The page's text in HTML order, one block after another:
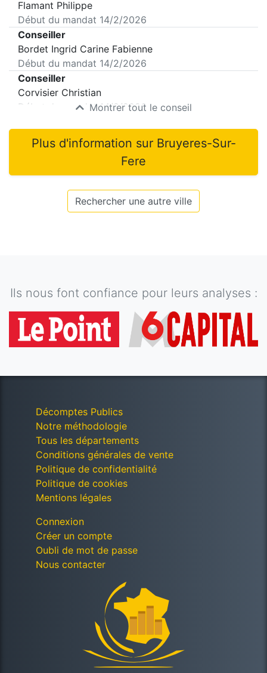
Flamant Philippe
Début du mandat 14/2/2026
Conseiller
Bordet Ingrid Carine Fabienne
Début du mandat 14/2/2026
Conseiller
Corvisier Christian
Début du mandat14/2/2026
Montrer tout le conseil
Plus d'information sur Bruyeres-Sur-
Fere
Rechercher une autre ville
Ils nous font confiance pour leurs analyses :
Décomptes Publics
Notre méthodologie
Tous les départements
Conditions générales de vente
Politique de confidentialité
Politique de cookies
Mentions légales
Connexion
Créer un compte
Oubli de mot de passe
Nous contacter